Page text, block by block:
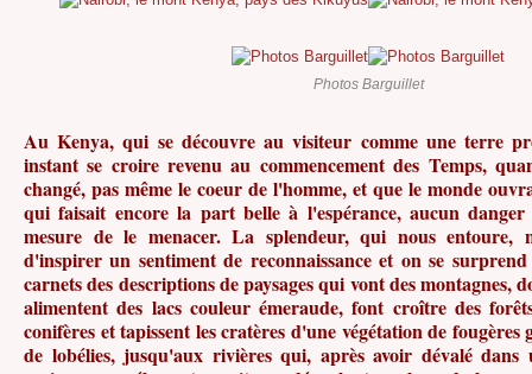
Photos Barguillet
Au Kenya, qui se découvre au visiteur comme une terre
instant se croire revenu au commencement des Temps,
changé, pas même le coeur de l'homme, et que le monde
qui faisait encore la part belle à l'espérance, aucun
mesure de le menacer. La splendeur, qui nous entoure,
d'inspirer un sentiment de reconnaissance et on se
carnets des descriptions de paysages qui vont des montagnes,
alimentent des lacs couleur émeraude, font croître des
conifères et tapissent les cratères d'une végétation de fougères
de lobélies, jusqu'aux rivières qui, après avoir dévalé dans